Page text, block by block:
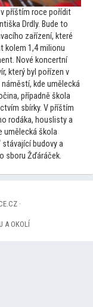
příštím roce pořídit
Drdly. Bude to
zařízení, které
kolem 1,4 milionu
Nové koncertní
který byl pořízen v
kde umělecká
případně škola
sbírky. V příštím
rodáka, houslisty a
umělecká škola
stávající budovy a
sboru Žďáráček.
·
A OKOLÍ